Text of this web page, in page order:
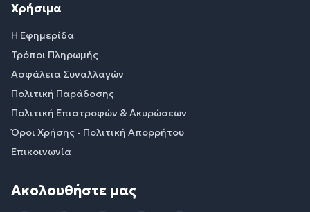
Χρήσιμα
Η Εφημερίδα
Τρόποι Πληρωμής
Ασφάλεια Συναλλαγών
Πολιτική Παράδοσης
Πολιτική Επιστροφών & Ακυρώσεων
Όροι Χρήσης - Πολιτική Απορρήτου
Επικοινωνία
Ακολουθήστε μας